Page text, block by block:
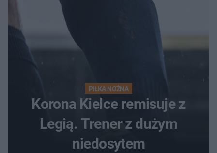
PIŁKA NOŻNA
Korona Kielce remisuje z
Legią. Trener z dużym
niedosytem